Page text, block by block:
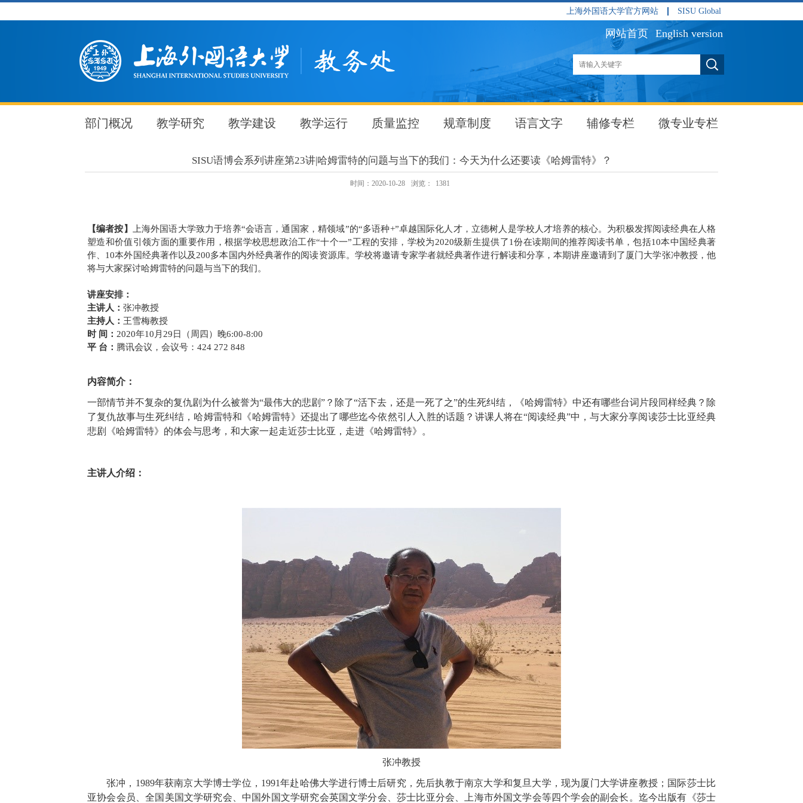
上海外国语大学官方网站 SISU Global
网站首页 English version
部门概况 教学研究 教学建设 教学运行 质量监控 规章制度 语言文字 辅修专栏 微专业专栏
SISU语博会系列讲座第23讲|哈姆雷特的问题与当下的我们：今天为什么还要读《哈姆雷特》？
时间：2020-10-28 浏览： 1381
【编者按】 上海外国语大学致力于培养“会语言，通国家，精领域”的“多语种+”卓越国际化人才，立德树人是学校人才培养的核心。为积极发挥阅读经典在人格
塑造和价值引领方面的重要作用，根据学校思想政治工作“十个一”工程的安排，学校为2020级新生提供了1份在读期间的推荐阅读书单，包括10本中国经典著
作、 10本外国经典著作以及 200多本国内外经典著作的阅读资源库。学校将邀请专家学者就经典著作进行解读和分享，本期讲座邀请到了厦门大学张冲教授，他
将与大家探讨哈姆雷特的问题与当下的我们。
讲座安排：
主讲人： 张冲教授
主持人： 王雪梅教授
时 间： 2020年10 月 29 日（周四）晚6:00-8:00
平 台： 腾讯会议，会议号： 424 272 848
内容简介：
一部情节并不复杂的复仇剧为什么被誉为“最伟大的悲剧”？除了“活下去，还是一死了之”的生死纠结，《哈姆雷特》中还有哪些台词片段同样经典？除
了复仇故事与生死纠结，哈姆雷特和《哈姆雷特》还提出了哪些迄今依然引人入胜的话题？讲课人将在“阅读经典”中，与大家分享阅读莎士比亚经典
悲剧《哈姆雷特》的体会与思考，和大家一起走近莎士比亚，走进《哈姆雷特》。
主讲人介绍：
张冲教授
张冲， 1989年获南京大学博士学位， 1991年赴哈佛大学进行博士后研究，先后执教于南京大学和复旦大学，现为厦门大学讲座教授；国际莎士比
亚协会会员、全国美国文学研究会、中国外国文学研究会英国文学分会、莎士比亚分会、上海市外国文学会等四个学会的副会长。迄今出版有《莎士